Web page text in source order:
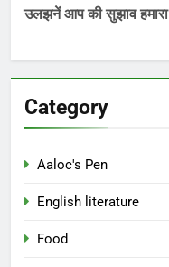
उलझनें आप की सुझाव हमारा
Category
Aaloc's Pen
English literature
Food